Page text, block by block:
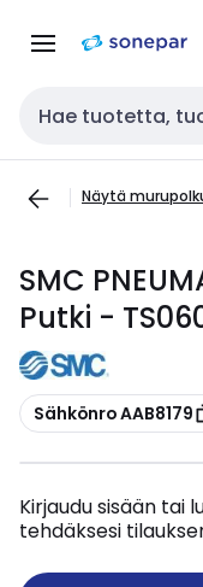
navigointiinsisältöön
Haku
Näytä
SMC
Putki -
Kopioi
Sähkönro AAB8179
Kirjaudu sisään tai
tehdäksesi